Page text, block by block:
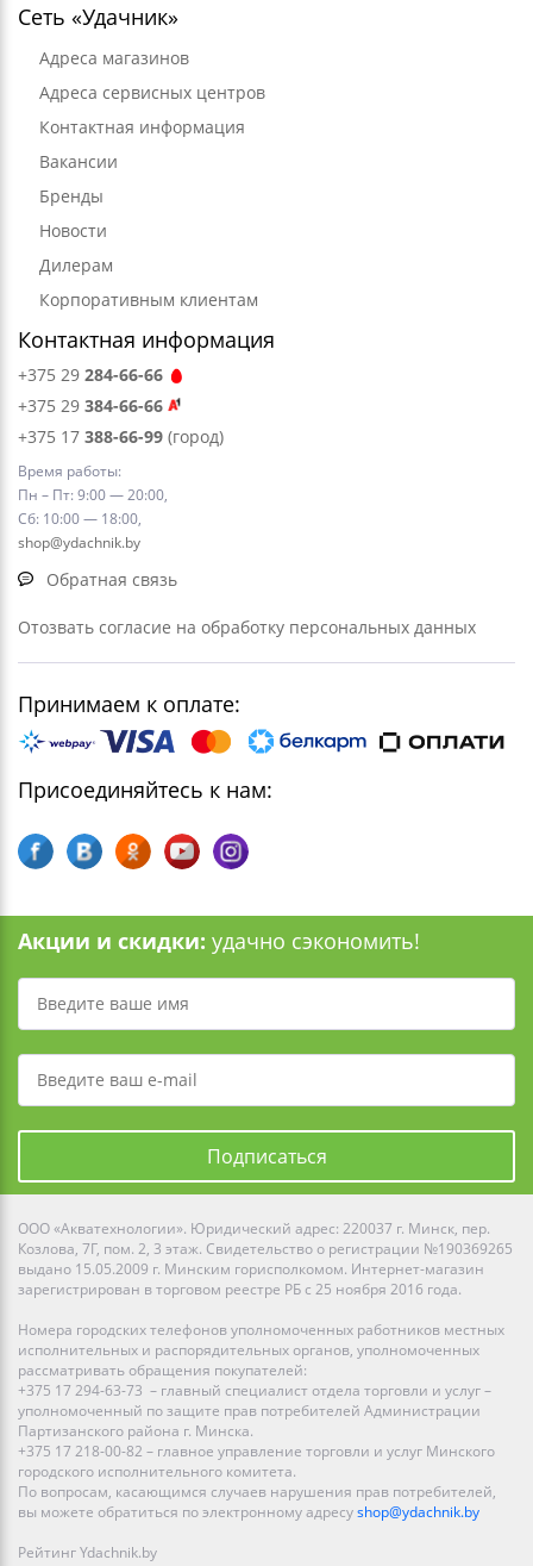
Сеть «Удачник»
Адреса магазинов
Адреса сервисных центров
Контактная информация
Вакансии
Бренды
Новости
Дилерам
Корпоративным клиентам
Контактная информация
+375 29 284-66-66
+375 29 384-66-66
+375 17 388-66-99 (город)
Время работы:
Пн – Пт: 9:00 — 20:00,
Сб: 10:00 — 18:00,
shop@ydachnik.by
Обратная связь
Отозвать согласие на обработку персональных данных
Принимаем к оплате:
Присоединяйтесь к нам:
Акции и скидки: удачно сэкономить!
Подписаться
ООО «Акватехнологии». Юридический адрес: 220037 г. Минск, пер.
Козлова, 7Г, пом. 2, 3 этаж. Свидетельство о регистрации №190369265
выдано 15.05.2009 г. Минским горисполкомом. Интернет-магазин
зарегистрирован в торговом реестре РБ с 25 ноября 2016 года.
Номера городских телефонов уполномоченных работников местных
исполнительных и распорядительных органов, уполномоченных
рассматривать обращения покупателей:
+375 17 294-63-73 – главный специалист отдела торговли и услуг –
уполномоченный по защите прав потребителей Администрации
Партизанского района г. Минска.
+375 17 218-00-82 – главное управление торговли и услуг Минского
городского исполнительного комитета.
По вопросам, касающимся случаев нарушения прав потребителей,
вы можете обратиться по электронному адресуshop@ydachnik.by
Рейтинг Ydachnik.by